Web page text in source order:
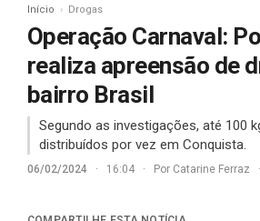
Início Drogas
Operação Carnaval:
realiza apreensão de
bairro Brasil
Segundo as investigações, até 100
distribuídos por vez em Conquista.
06/02/2024 · 16:04 · Por Catarine Ferraz ·